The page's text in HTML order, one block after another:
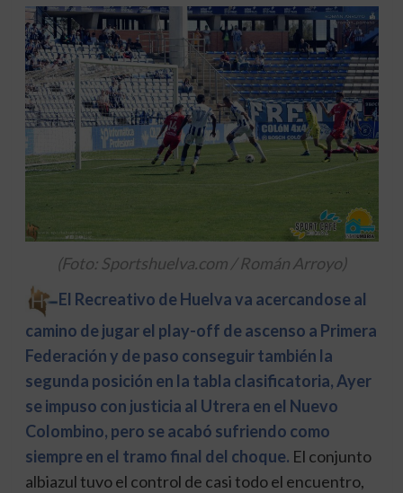
(Foto: Sportshuelva.com / Román Arroyo)
El Recreativo de Huelva va acercandose al
camino de jugar el play-off de ascenso a Primera
Federación y de paso conseguir también la
segunda posición en la tabla clasificatoria, Ayer
se impuso con justicia al Utrera en el Nuevo
Colombino, pero se acabó sufriendo como
siempre en el tramo final del choque. El conjunto
albiazul tuvo el control de casi todo el encuentro,